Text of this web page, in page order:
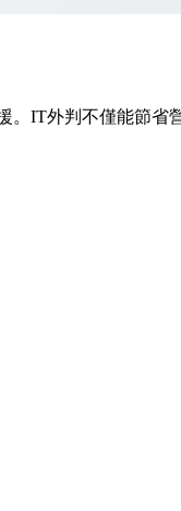
。IT外判不僅能節省